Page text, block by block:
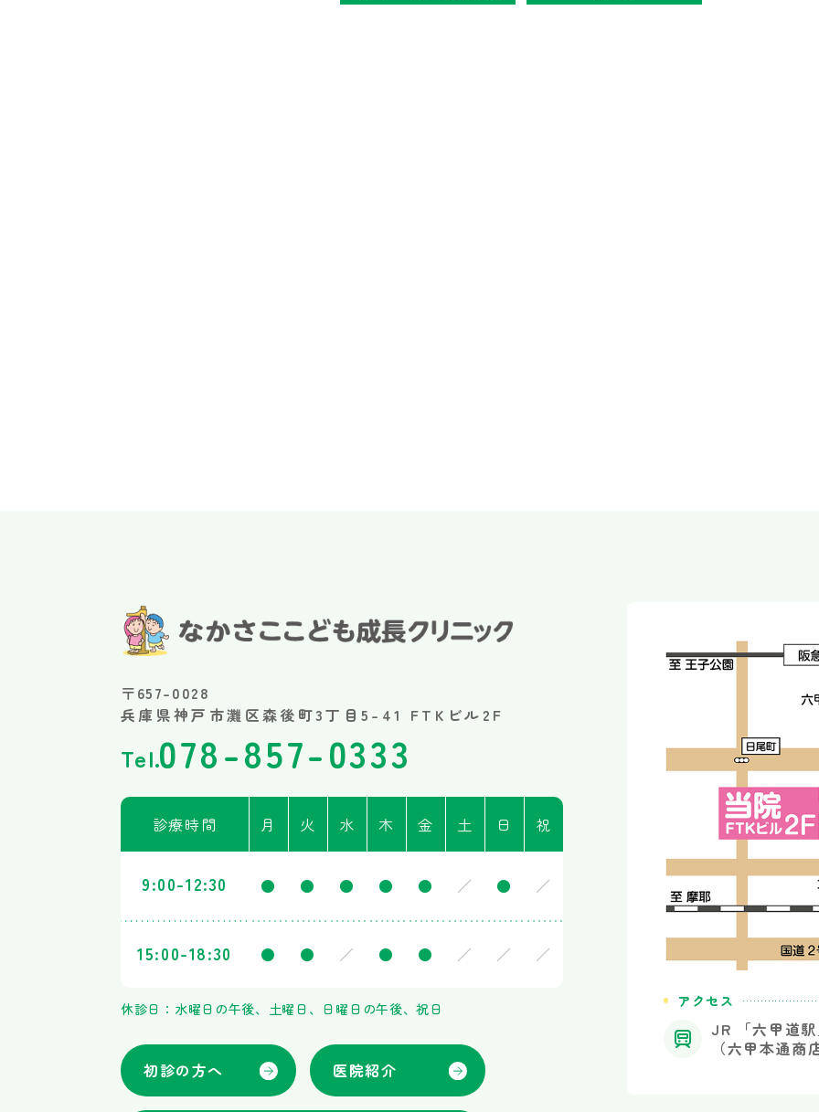
〒657-0028
兵庫県神戸市灘区森後町3丁目5-41 FTKビル2F
Tel.078-857-0333
診療時間 月 火 水 木 金 土 日 祝
9:00-12:30 ● ● ● ● ● ／ ● ／
15:00-18:30 ● ● ／ ● ● ／ ／ ／
休診日：水曜日の午後、土曜日、日曜日の午後、祝日
初診の方へ 医院紹介
アクセス
JR 「六甲道
（六甲本通商